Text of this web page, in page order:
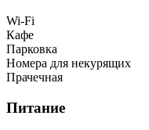
Wi-Fi
Кафе
Парковка
Номера для некурящих
Прачечная
Питание